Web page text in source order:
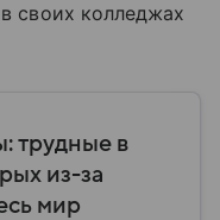
своих колледжах
трудные в
из-за
мир